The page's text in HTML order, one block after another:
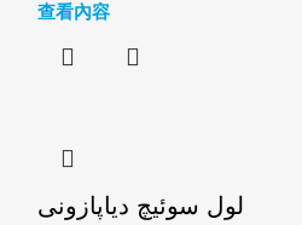
查看內容
لول سوئیچ دیاپازونی